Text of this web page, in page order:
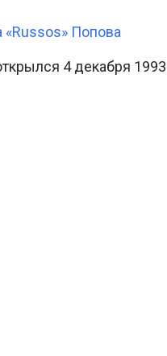
«Russos» Попова
4 декабря